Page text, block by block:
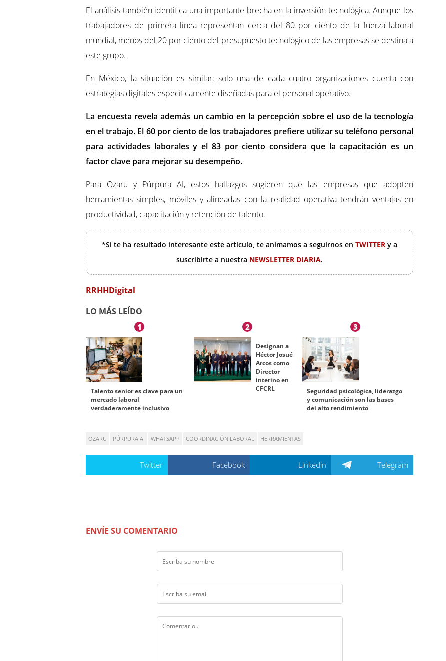
El análisis también identifica una importante brecha en la inversión tecnológica. Aunque los
trabajadores de primera línea representan cerca del 80 por ciento de la fuerza laboral
mundial, menos del 20 por ciento del presupuesto tecnológico de las empresas se destina a
este grupo.
En México, la situación es similar: solo una de cada cuatro organizaciones cuenta con
estrategias digitales específicamente diseñadas para el personal operativo.
La encuesta revela además un cambio en la percepción sobre el uso de la tecnología
en el trabajo. El 60 por ciento de los trabajadores prefiere utilizar su teléfono personal
para actividades laborales y el 83 por ciento considera que la capacitación es un
factor clave para mejorar su desempeño.
Para Ozaru y Púrpura AI, estos hallazgos sugieren que las empresas que adopten
herramientas simples, móviles y alineadas con la realidad operativa tendrán ventajas en
productividad, capacitación y retención de talento.
*Si te ha resultado interesante este artículo, te animamos a seguirnos en TWITTER y a
suscribirte a nuestra NEWSLETTER DIARIA.
RRHHDigital
LO MÁS LEÍDO
1
Talento senior es clave para un
mercado laboral
verdaderamente inclusivo
2
Designan a
Héctor Josué
Arcos como
Director
interino en
CFCRL
3
Seguridad psicológica, liderazgo
y comunicación son las bases
del alto rendimiento
OZARU PÚRPURA AI WHATSAPP COORDINACIÓN LABORAL HERRAMIENTAS
Twitter Facebook Linkedin Telegram
ENVÍE SU COMENTARIO